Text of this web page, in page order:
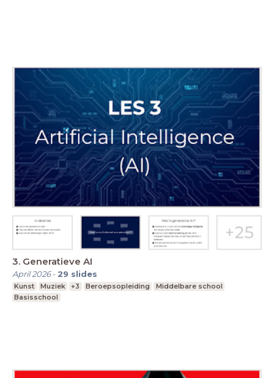
3. Generatieve AI
April 2026- 29 slides
Kunst Muziek +3 Beroepsopleiding
Middelbare school
Basisschool